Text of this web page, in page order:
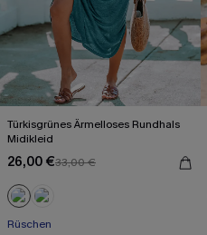
Türkisgrünes Ärmelloses Rundhals
Midikleid
26,00 €33,00 €
Rüschen